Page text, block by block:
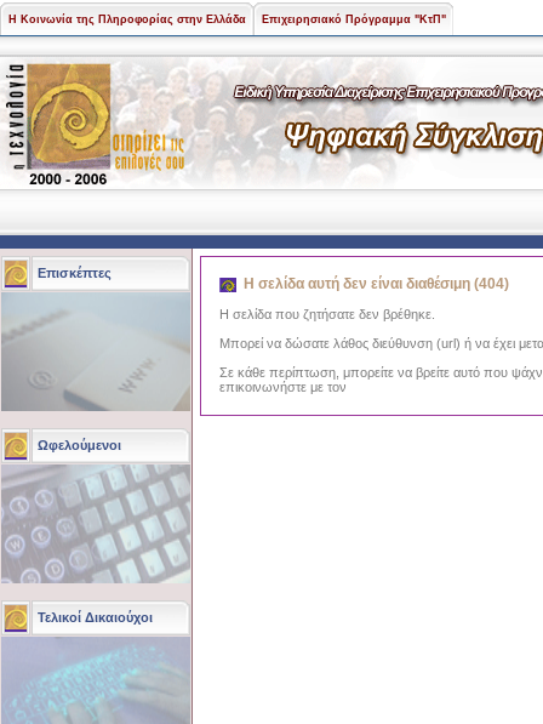
Η Κοινωνία της Πληροφορίας στην Ελλάδα Επιχειρησιακό Πρόγραμμα "ΚτΠ"
Επισκέπτες
Ωφελούμενοι
Τελικοί Δικαιούχοι
Η σελίδα αυτή δεν είναι διαθέσιμη (404)
Η σελίδα που ζητήσατε δεν βρέθηκε.
Μπορεί να δώσατε λάθος διεύθυνση (url) ή να έχει
Σε κάθε περίπτωση, μπορείτε να βρείτε αυτό που
επικοινωνήστε με τον